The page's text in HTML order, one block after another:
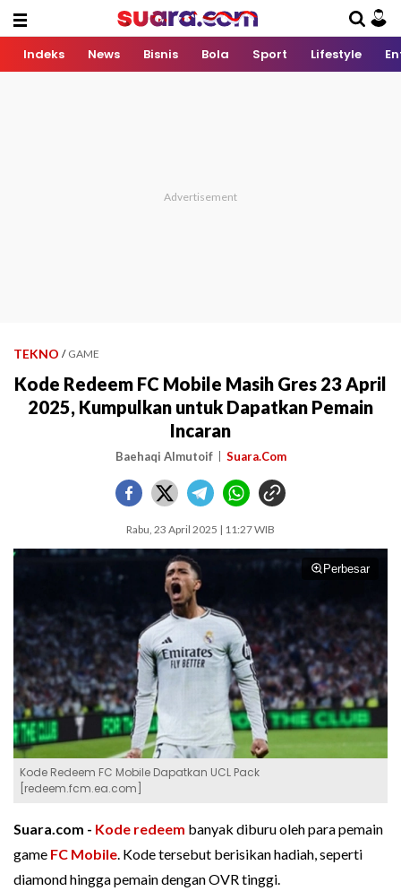
Indeks News Bisnis Bola Sport Lifestyle
TEKNO / GAME
Kode Redeem FC Mobile Masih Gres 23 April
2025, Kumpulkan untuk Dapatkan Pemain
Incaran
Baehaqi Almutoif Suara.Com
Rabu, 23 April 2025 | 11:27 WIB
Perbesar
Kode Redeem FC Mobile Dapatkan UCL Pack
[redeem.fcm.ea.com]
Suara.com - Kode redeem banyak diburu oleh para pemain
game FC Mobile. Kode tersebut berisikan hadiah, seperti
diamond hingga pemain dengan OVR tinggi.